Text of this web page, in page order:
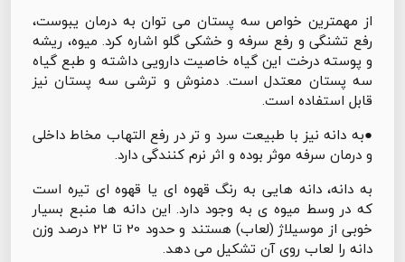
از مهمترین خواص سه پستان می توان به درمان یبوست،
رفع تشنگی و رفع سرفه و خشکی گلو اشاره کرد. میوه، ریشه
و پوسته درخت این گیاه خاصیت دارویی داشته و طبع گیاه
سه پستان معتدل است. دمنوش و ترشی سه پستان نیز
قابل استفاده است.
●به دانه نیز با طبیعت سرد و تر در رفع التهاب مخاط داخلی
و درمان سرفه موثر بوده و اثر نرم کنندگی دارد.
به دانه، دانه هایی به رنگ قهوه ای یا قهوه ای تیره است
که در وسط میوه ی به وجود دارد. این دانه ها منبع بسیار
خوبی از موسیلاژ (لعاب) هستند و حدود 20 تا 22 درصد وزن
دانه را لعاب روی آن تشکیل می دهد.